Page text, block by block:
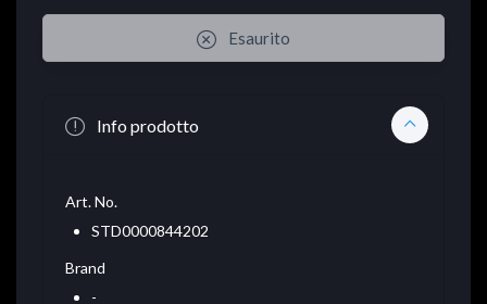
Esaurito
Info prodotto
Art. No.
STD0000844202
Brand
-